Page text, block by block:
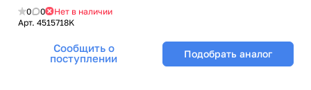
Expert» Beauty Style
(Бьюти Стайл) - 5 мл х 6 шт
0 0
Нет в наличии
Арт. 4515718K
Сообщить о
поступлении
Подобрать аналог